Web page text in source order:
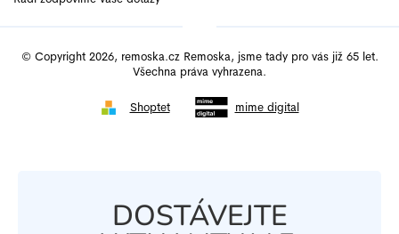
Shoptet mime digital
© Copyright 2026, remoska.cz Remoska, jsme tady pro vás již 65 let.
Všechna práva vyhrazena.
DOSTÁVEJTE